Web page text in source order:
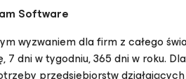
Software
wyzwaniem dla firm z całego
7 dni w tygodniu, 365 dni w roku.
przedsiębiorstw